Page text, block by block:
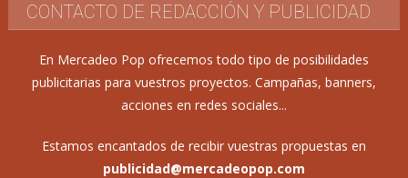
CONTACTO DE REDACCIÓN Y PUBLICIDAD
En Mercadeo Pop ofrecemos todo tipo de posibilidades
publicitarias para vuestros proyectos. Campañas, banners,
acciones en redes sociales...
Estamos encantados de recibir vuestras propuestas en
publicidad@mercadeopop.com